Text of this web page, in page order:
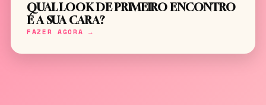
QUAL LOOK DE PRIMEIRO ENCONTRO
É A SUA CARA?
FAZER AGORA →